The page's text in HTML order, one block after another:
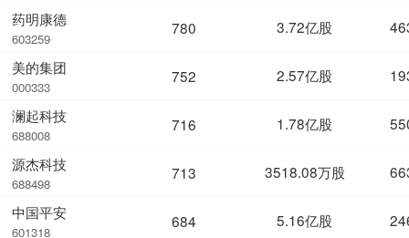
药明康德
603259
美的集团
000333
澜起科技
688008
源杰科技
688498
中国平安
601318
780 3.72亿股
752 2.57亿股
716 1.78亿股
713 3518.08万股
684 5.16亿股